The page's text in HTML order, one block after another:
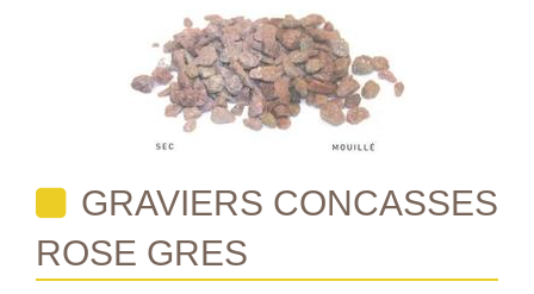
GRAVIERS CONCASSES
ROSE GRES